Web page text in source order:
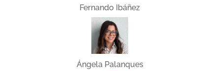
Fernando Ibáñez
Ángela Palanques